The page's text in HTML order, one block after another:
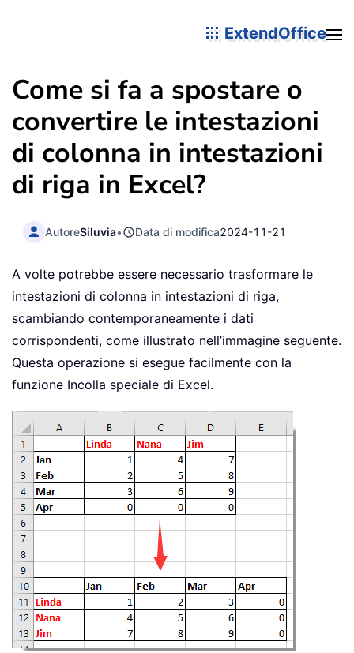
ExtendOffice
Come si fa a spostare o
convertire le intestazioni
di colonna in intestazioni
di riga in Excel?
AutoreSiluvia• Data di modifica2024-11-21
A volte potrebbe essere necessario trasformare le
intestazioni di colonna in intestazioni di riga,
scambiando contemporaneamente i dati
corrispondenti, come illustrato nell’immagine seguente.
Questa operazione si esegue facilmente con la
funzione Incolla speciale di Excel.